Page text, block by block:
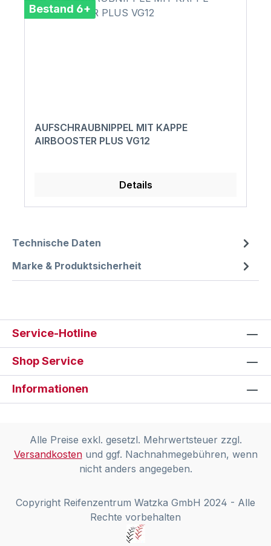
Bestand 6+
AUFSCHRAUBNIPPEL MIT KAPPE
AIRBOOSTER PLUS VG12
Details
Technische Daten
Marke & Produktsicherheit
Service-Hotline
Shop Service
Informationen
Alle Preise exkl. gesetzl. Mehrwertsteuer zzgl.
Versandkostenund ggf. Nachnahmegebühren, wenn
nicht anders angegeben.
Copyright Reifenzentrum Watzka GmbH 2024 - Alle
Rechte vorbehalten